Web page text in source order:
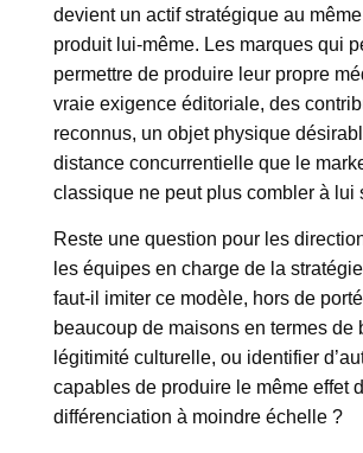
devient un actif stratégique au
produit lui-même. Les marques qui
permettre de produire leur propre
vraie exigence éditoriale, des
reconnus, un objet physique
distance concurrentielle que le
classique ne peut plus combler à lui
Reste une question pour les
les équipes en charge de la
faut-il imiter ce modèle, hors de
beaucoup de maisons en termes de
légitimité culturelle, ou identifier
capables de produire le même effet
différenciation à moindre échelle ?